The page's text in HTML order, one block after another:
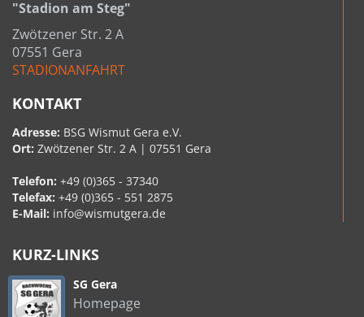
"Stadion am Steg"
Zwötzener Str. 2 A
07551 Gera
STADIONANFAHRT
KONTAKT
Adresse: BSG Wismut Gera e.V.
Ort: Zwötzener Str. 2 A | 07551 Gera
Telefon: +49 (0)365 - 37340
Telefax: +49 (0)365 - 551 2875
E-Mail: info@wismutgera.de
KURZ-LINKS
SG Gera
Homepage